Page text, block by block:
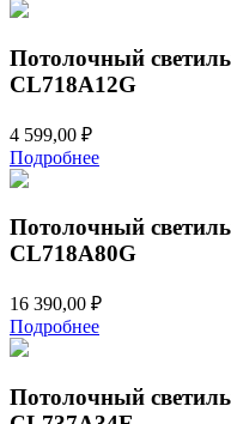
Потолочный
CL718A12G
4 599,00 ₽
Подробнее
Потолочный
CL718A80G
16 390,00 ₽
Подробнее
Потолочный